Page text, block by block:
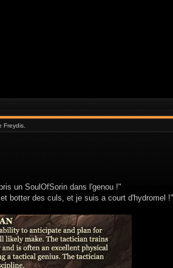
Freydis.
un SoulOfSorin dans l'genou !"
botter des culs, et je suis a court d'hydromel !"